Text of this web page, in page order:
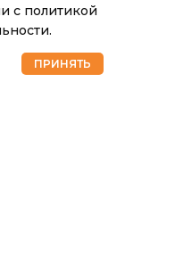
с политикой
ПРИНЯТЬ
₽
Нет в
Корзина Мой аккаунт